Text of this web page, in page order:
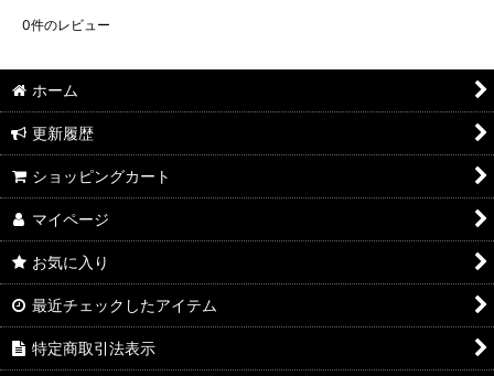
0件のレビュー
ホーム
更新履歴
ショッピングカート
マイページ
お気に入り
最近チェックしたアイテム
特定商取引法表示